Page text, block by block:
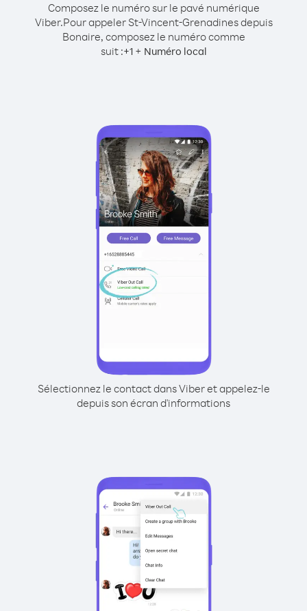
Composez le numéro sur le pavé numérique
Viber.Pour appeler St-Vincent-Grenadines depuis
Bonaire, composez le numéro comme
suit :+1+ Numéro local
Sélectionnez le contact dans Viber et appelez-le
depuis son écran d'informations